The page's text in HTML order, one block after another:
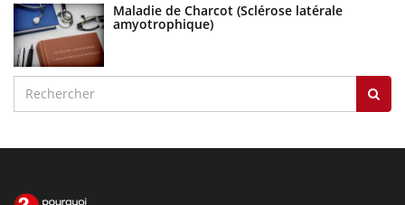
Maladie de Charcot (Sclérose latérale
amyotrophique)